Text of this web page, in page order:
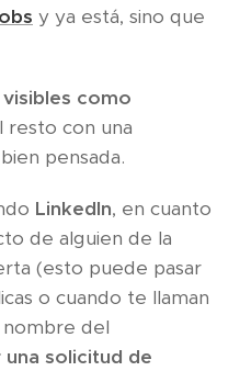
y ya está, sino que
como
resto con una
bien pensada.
LinkedIn, en cuanto
de alguien de la
(esto puede pasar
o cuando te llaman
del
una solicitud de